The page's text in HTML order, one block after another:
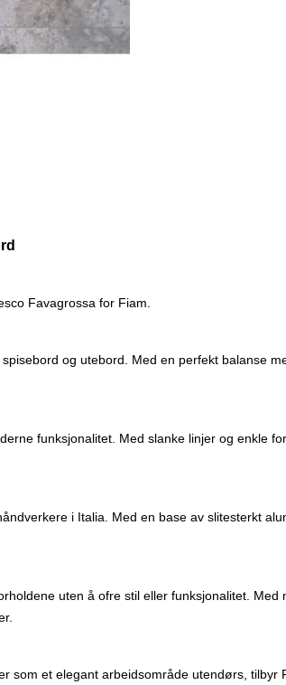
Favagrossa for Fiam.
og utebord. Med en perfekt balanse
funksjonalitet. Med slanke linjer og enkle
i Italia. Med en base av slitesterkt
uten å ofre stil eller funksjonalitet.
som et elegant arbeidsområde utendørs,